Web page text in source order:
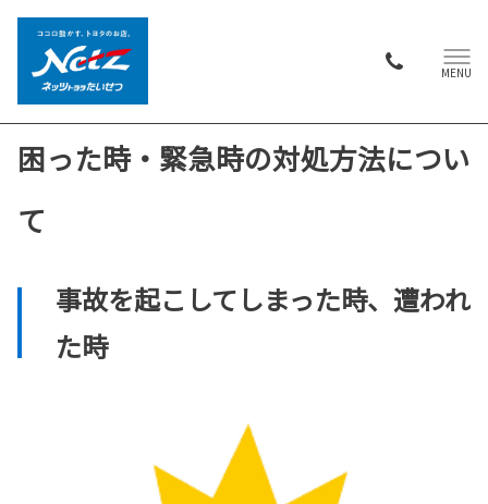
MENU
困った時・緊急時の対処方法につい
て
事故を起こしてしまった時、遭われ
た時